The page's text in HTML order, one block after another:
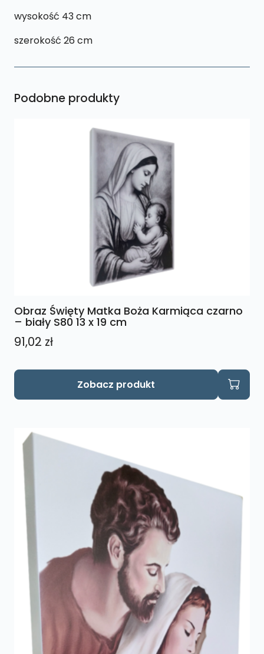
wysokość 43 cm
szerokość 26 cm
Podobne produkty
Obraz Święty Matka Boża Karmiąca czarno
– biały S80 13 x 19 cm
91,02 zł
Zobacz produkt